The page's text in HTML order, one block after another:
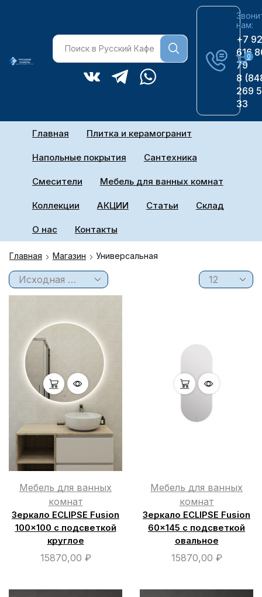
нам:
+7
616
79
8
269
33
0
Главная Плитка и керамогранит
Напольные покрытия Сантехника
Смесители Мебель для ванных комнат
Коллекции АКЦИИ Статьи Склад
О нас Контакты
Главная Магазин Универсальная
Мебель для ванных
комнат
Зеркало ECLIPSE Fusion
100×100 с подсветкой
круглое
15870,00 ₽
Мебель для ванных
комнат
Зеркало ECLIPSE Fusion
60×145 с подсветкой
овальное
15870,00 ₽